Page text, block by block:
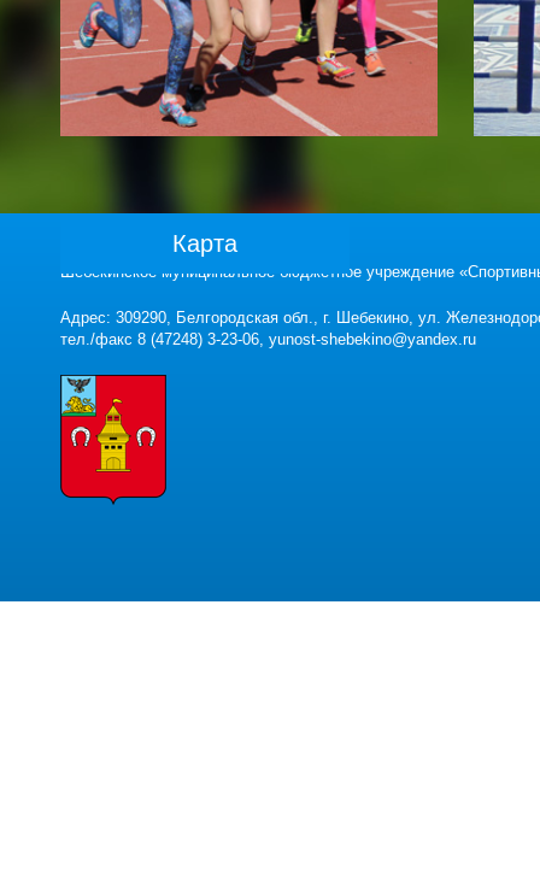
Карта
Шебекинское муниципальное бюджетное учреждение
Адрес: 309290, Белгородская обл., г. Шебекино, ул.
тел./факс 8 (47248) 3-23-06, yunost-shebekino@yandex.ru